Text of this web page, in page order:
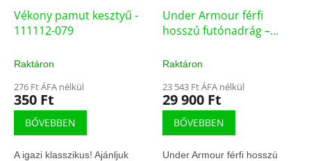
Vékony pamut kesztyű -
111112-079
Raktáron
276 Ft ÁFA nélkül
350 Ft
BŐVEBBEN
A igazi klasszikus! Ajánljuk
Under Armour férfi
hosszú futónadrág –
Raktáron
23 543 Ft ÁFA nélkül
29 900 Ft
BŐVEBBEN
Under Armour férfi hosszú